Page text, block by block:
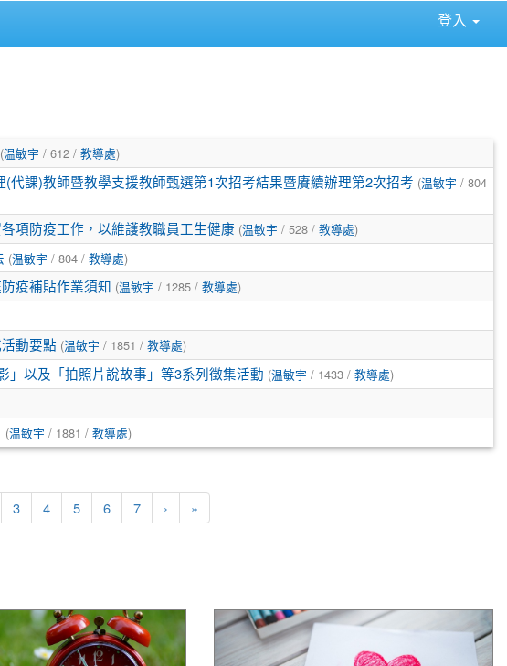
登入
(温敏宇 / 612 / 教導處)
課)教師暨教學支援教師甄選第1次招考結果暨賡續辦理第2次招考 (温敏宇 / 804
項防疫工作，以維護教職員工生健康 (温敏宇 / 528 / 教導處)
(温敏宇 / 804 / 教導處)
疫補貼作業須知 (温敏宇 / 1285 / 教導處)
動要點 (温敏宇 / 1851 / 教導處)
」以及「拍照片說故事」等3系列徵集活動 (温敏宇 / 1433 / 教導處)
(温敏宇 / 1881 / 教導處)
次)
3 4 5 6 7 › 下一頁
»
國民小學115學年度第2公告
師錄取名單
花蓮縣新城鄉嘉里國民小學 115學年度第3次
普通班代理教師甄第2次招考無人報名，賡續
辦理第3次招考。